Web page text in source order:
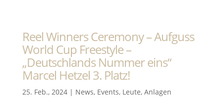
Reel Winners Ceremony – Aufguss
World Cup Freestyle –
„Deutschlands Nummer eins“
Marcel Hetzel 3. Platz!
25. Feb., 2024| News, Events, Leute, Anlagen